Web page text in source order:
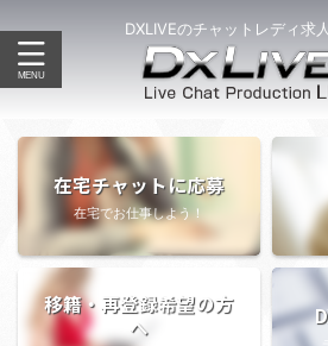
DXLIVEのチャットレディ求
在宅チャットに応募
在宅でお仕事しよう！
移籍・再登録希望の方
へ